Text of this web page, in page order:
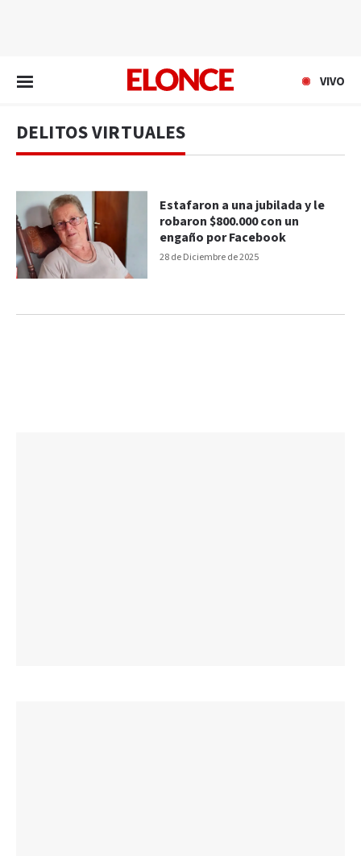
VIVO
DELITOS VIRTUALES
28 de Diciembre de 2025
Estafaron a una jubilada y le
robaron $800.000 con un
engaño por Facebook